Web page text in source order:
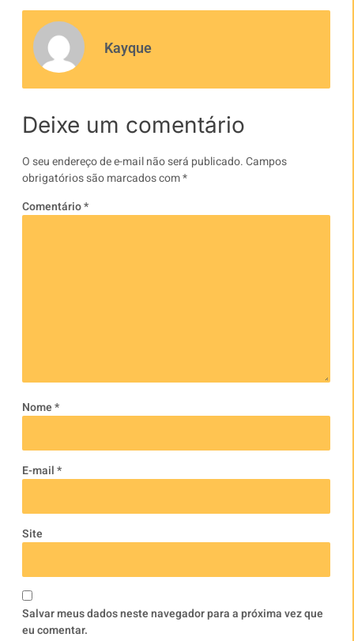
Kayque
Deixe um comentário
O seu endereço de e-mail não será publicado.Campos
obrigatórios são marcados com*
Comentário*
Nome*
E-mail*
Site
Salvar meus dados neste navegador para a próxima vez que
eu comentar.